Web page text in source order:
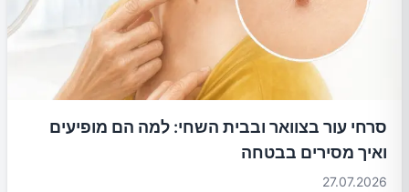
סרחי עור בצוואר ובבית השחי: למה הם מופיעים
ואיך מסירים בבטחה
27.07.2026